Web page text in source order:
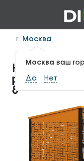
г. Москва
Москва ваш
Да Нет
Навес для
8